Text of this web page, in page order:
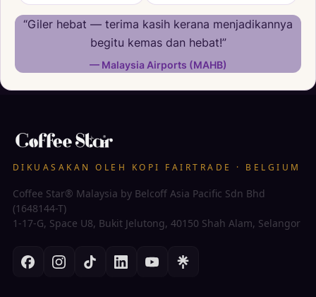
“Giler hebat — terima kasih kerana menjadikannya
begitu kemas dan hebat!”
— Malaysia Airports (MAHB)
DIKUASAKAN OLEH KOPI FAIRTRADE · BELGIUM
Coffee Star® Malaysia by Belcoff Asia Pacific Sdn Bhd
(1648144-T)
1-17-G, Space U8, Bukit Jelutong, 40150 Shah Alam, Selangor